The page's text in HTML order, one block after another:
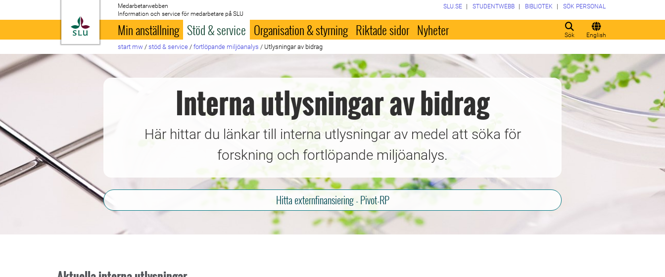
Till startsida
Medarbetarwebben
Information och service för medarbetare på SLU
Sök English
SLU.SE STUDENTWEBB BIBLIOTEK SÖK PERSONAL
Min anställning Stöd & service Organisation & styrning Riktade sidor Nyheter
start mw / stöd & service / fortlöpande miljöanalys / Utlysningar av bidrag
Interna utlysningar av bidrag
Här hittar du länkar till interna utlysningar av medel att söka för
forskning och fortlöpande miljöanalys.
Hitta externfinansiering - Pivot-RP